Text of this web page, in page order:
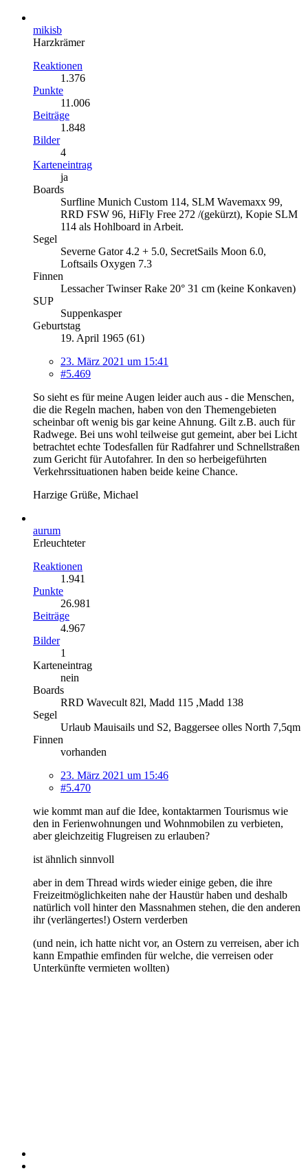
mikisb
Harzkrämer
Reaktionen
1.376
Punkte
11.006
Beiträge
1.848
Bilder
4
Karteneintrag
ja
Boards
Surfline Munich Custom 114, SLM Wavemaxx 99,
RRD FSW 96, HiFly Free 272 /(gekürzt), Kopie SLM
114 als Hohlboard in Arbeit.
Segel
Severne Gator 4.2 + 5.0, SecretSails Moon 6.0,
Loftsails Oxygen 7.3
Finnen
Lessacher Twinser Rake 20° 31 cm (keine Konkaven)
SUP
Suppenkasper
Geburtstag
19. April 1965 (61)
23. März 2021 um 15:41
#5.469
So sieht es für meine Augen leider auch aus - die Menschen,
die die Regeln machen, haben von den Themengebieten
scheinbar oft wenig bis gar keine Ahnung. Gilt z.B. auch für
Radwege. Bei uns wohl teilweise gut gemeint, aber bei Licht
betrachtet echte Todesfallen für Radfahrer und Schnellstraßen
zum Gericht für Autofahrer. In den so herbeigeführten
Verkehrssituationen haben beide keine Chance.
Harzige Grüße, Michael
aurum
Erleuchteter
Reaktionen
1.941
Punkte
26.981
Beiträge
4.967
Bilder
1
Karteneintrag
nein
Boards
RRD Wavecult 82l, Madd 115 ,Madd 138
Segel
Urlaub Mauisails und S2, Baggersee olles North 7,5qm
Finnen
vorhanden
23. März 2021 um 15:46
#5.470
wie kommt man auf die Idee, kontaktarmen Tourismus wie
den in Ferienwohnungen und Wohnmobilen zu verbieten,
aber gleichzeitig Flugreisen zu erlauben?
ist ähnlich sinnvoll
aber in dem Thread wirds wieder einige geben, die ihre
Freizeitmöglichkeiten nahe der Haustür haben und deshalb
natürlich voll hinter den Massnahmen stehen, die den anderen
ihr (verlängertes!) Ostern verderben
(und nein, ich hatte nicht vor, an Ostern zu verreisen, aber ich
kann Empathie emfinden für welche, die verreisen oder
Unterkünfte vermieten wollten)